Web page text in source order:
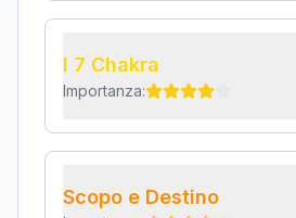
I 7 Chakra
Importanza:
Scopo e Destino